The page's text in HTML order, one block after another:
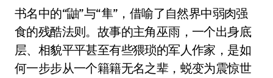
书名中的“鼬”与“隼”，借喻了自然界中弱肉强
食的残酷法则。故事的主角巫雨，一个出身底
层、相貌平平甚至有些猥琐的军人作家，是如
何一步步从一个籍籍无名之辈，蜕变为震惊世